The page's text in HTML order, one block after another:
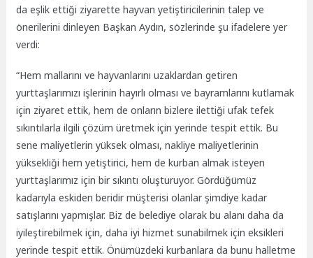
da eşlik ettiği ziyarette hayvan yetiştiricilerinin talep ve
önerilerini dinleyen Başkan Aydın, sözlerinde şu ifadelere yer
verdi:
“Hem mallarını ve hayvanlarını uzaklardan getiren
yurttaşlarımızı işlerinin hayırlı olması ve bayramlarını kutlamak
için ziyaret ettik, hem de onların bizlere ilettiği ufak tefek
sıkıntılarla ilgili çözüm üretmek için yerinde tespit ettik. Bu
sene maliyetlerin yüksek olması, nakliye maliyetlerinin
yüksekliği hem yetiştirici, hem de kurban almak isteyen
yurttaşlarımız için bir sıkıntı oluşturuyor. Gördüğümüz
kadarıyla eskiden beridir müşterisi olanlar şimdiye kadar
satışlarını yapmışlar. Biz de belediye olarak bu alanı daha da
iyileştirebilmek için, daha iyi hizmet sunabilmek için eksikleri
yerinde tespit ettik. Önümüzdeki kurbanlara da bunu halletme